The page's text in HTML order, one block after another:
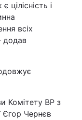
цілісність і
всіх
додав
Комітету ВР з
Єгор Чернєв